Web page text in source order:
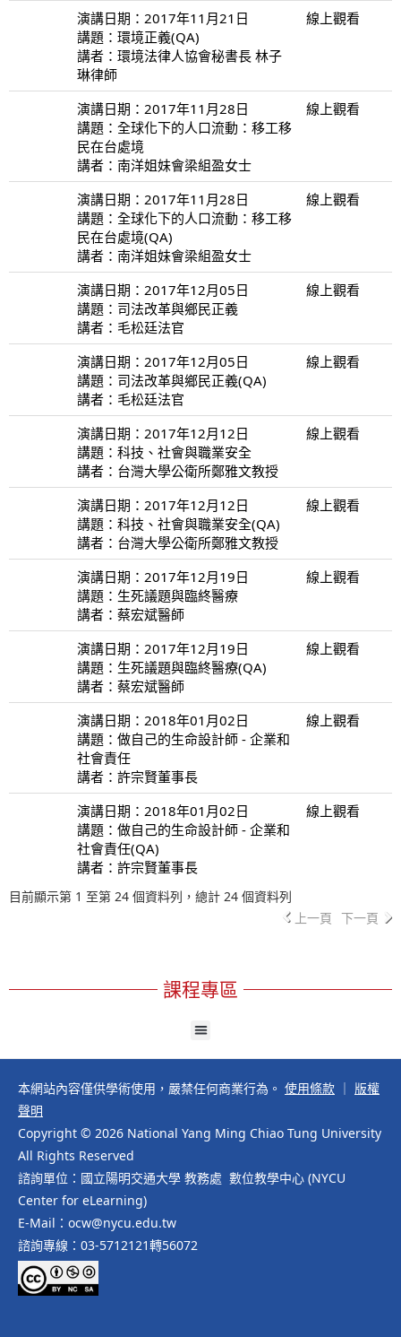
演講日期：2017年11月21日
講題：環境正義(QA)
講者：環境法律人協會秘書長 林子
琳律師
線上觀看
演講日期：2017年11月28日
講題：全球化下的人口流動：移工移
民在台處境
講者：南洋姐妹會梁組盈女士
線上觀看
演講日期：2017年11月28日
講題：全球化下的人口流動：移工移
民在台處境(QA)
講者：南洋姐妹會梁組盈女士
線上觀看
演講日期：2017年12月05日
講題：司法改革與鄉民正義
講者：毛松廷法官
線上觀看
演講日期：2017年12月05日
講題：司法改革與鄉民正義(QA)
講者：毛松廷法官
線上觀看
演講日期：2017年12月12日
講題：科技、社會與職業安全
講者：台灣大學公衛所鄭雅文教授
線上觀看
演講日期：2017年12月12日
講題：科技、社會與職業安全(QA)
講者：台灣大學公衛所鄭雅文教授
線上觀看
演講日期：2017年12月19日
講題：生死議題與臨終醫療
講者：蔡宏斌醫師
線上觀看
演講日期：2017年12月19日
講題：生死議題與臨終醫療(QA)
講者：蔡宏斌醫師
線上觀看
演講日期：2018年01月02日
講題：做自己的生命設計師 - 企業和
社會責任
講者：許宗賢董事長
線上觀看
演講日期：2018年01月02日
講題：做自己的生命設計師 - 企業和
社會責任(QA)
講者：許宗賢董事長
線上觀看
目前顯示第 1 至第 24 個資料列，總計 24 個資料列
上一頁 下一頁
課程專區
本網站內容僅供學術使用，嚴禁任何商業行為。 使用條款
版權
聲明
Copyright © 2026 National Yang Ming Chiao Tung University
All Rights Reserved
諮詢單位：國立陽明交通大學 教務處 數位教學中心 (NYCU
Center for eLearning)
E-Mail：ocw@nycu.edu.tw
諮詢專線：03-5712121轉56072